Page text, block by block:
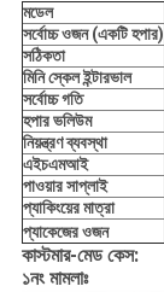
মডেল
সর্বোচ্চ ওজন (একটি হপার)
সঠিকতা
মিনি স্কেল ইন্টারভাল
সর্বোচ্চ গতি
হপার ভলিউম
নিয়ন্ত্রণ ব্যবস্থা
এইচএমআই
পাওয়ার সাপ্লাই
প্যাকিংয়ের মাত্রা
প্যাকেজের ওজন
কাস্টমার-মেড কেস:
১নং মামলাঃ